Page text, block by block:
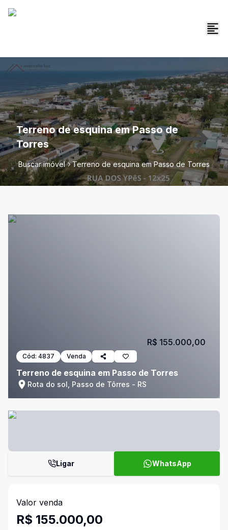
Terreno de esquina em Passo de
Torres
Buscar imóvel Terreno de esquina em Passo de Torres
Cód: 4837 Venda
Terreno de esquina em Passo de Torres
Rota do sol, Passo de Tôrres - RS
R$ 155.000,00
Ligar WhatsApp
Valor venda
R$ 155.000,00